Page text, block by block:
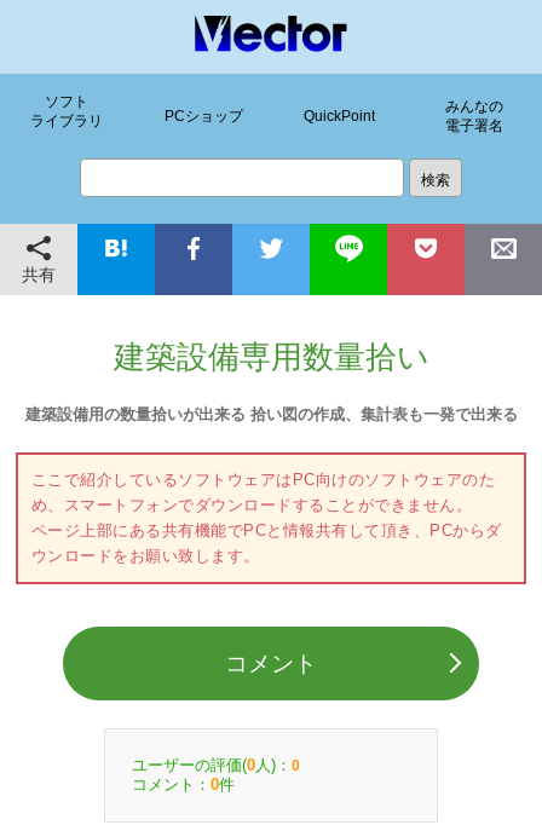
ソフト
ライブラリ
PCショップ QuickPoint
みんなの
電子署名
共有
建築設備専用数量拾い
建築設備用の数量拾いが出来る 拾い図の作成、集計表も一発で出来る
ここで紹介しているソフトウェアはPC向けのソフトウェアのた
め、スマートフォンでダウンロードすることができません。
ページ上部にある共有機能でPCと情報共有して頂き、PCからダ
ウンロードをお願い致します。
コメント
ユーザーの評価(0 人)： 0
コメント： 0件